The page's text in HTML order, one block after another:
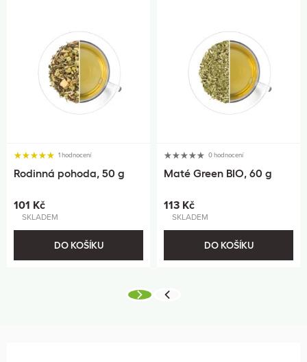
1 hodnocení
Rodinná pohoda, 50 g
101 Kč
SKLADEM
DO KOŠÍKU
0 hodnocení
Maté Green BIO, 60 g
113 Kč
SKLADEM
DO KOŠÍKU